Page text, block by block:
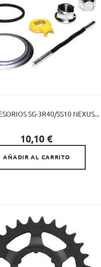
SG-3R40/SS10 NEXUS...
Precio
10,10 €

AÑADIR AL CARRITO